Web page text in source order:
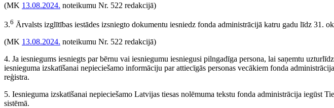
(MK 13.08.2024. noteikumu Nr. 522 redakcijā)
3.6 Ārvalsts izglītības iestādes izsniegto dokumentu iesniedz fonda administrācijā katru gadu līdz 31.
(MK 13.08.2024. noteikumu Nr. 522 redakcijā)
4. Ja iesniegums iesniegts par bērnu vai iesniegumu iesniegusi pilngadīga persona, lai saņemtu
iesnieguma izskatīšanai nepieciešamo informāciju par attiecīgās personas vecākiem fonda
reģistra.
5. Iesnieguma izskatīšanai nepieciešamo Latvijas tiesas nolēmuma tekstu fonda administrācija iegūst
sistēmā.